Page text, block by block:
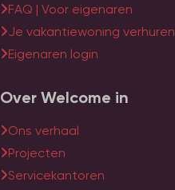
FAQ | Voor eigenaren
Je vakantiewoning verhuren
Eigenaren login
Over Welcome in
Ons verhaal
Projecten
Servicekantoren